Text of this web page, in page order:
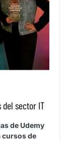
sector IT
de Udemy
cursos de